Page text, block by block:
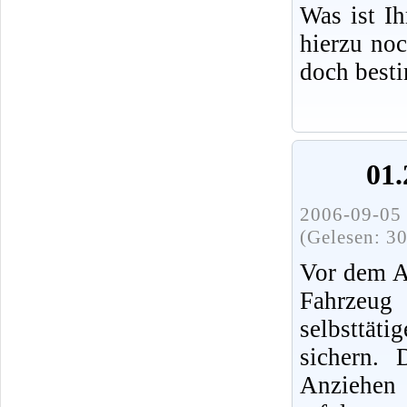
Was ist
hierzu
doch
2006-09-
(Gelesen:
Vor dem
sichern.
Anziehen